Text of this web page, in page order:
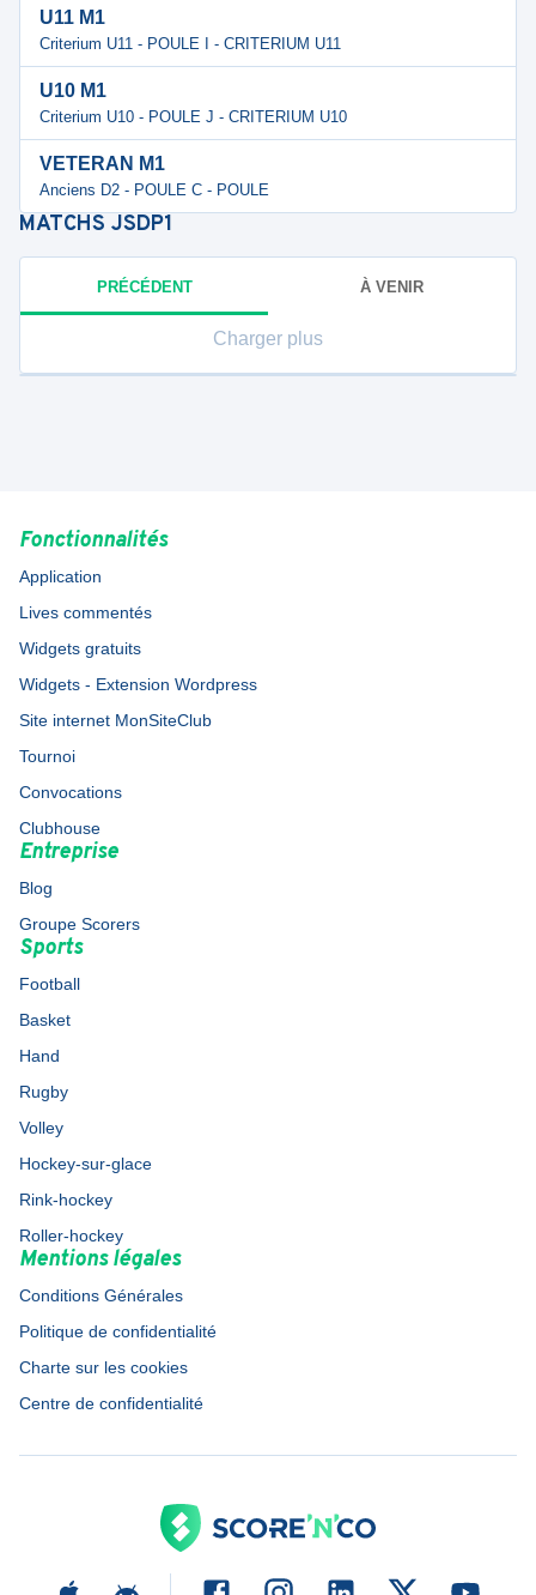
U11 M1
Criterium U11 - POULE I - CRITERIUM U11
U10 M1
Criterium U10 - POULE J - CRITERIUM U10
VETERAN M1
Anciens D2 - POULE C - POULE
MATCHS JSDP1
PRÉCÉDENT À VENIR
Charger plus
Fonctionnalités
Application
Lives commentés
Widgets gratuits
Widgets - Extension Wordpress
Site internet MonSiteClub
Tournoi
Convocations
Clubhouse
Entreprise
Blog
Groupe Scorers
Sports
Football
Basket
Hand
Rugby
Volley
Hockey-sur-glace
Rink-hockey
Roller-hockey
Mentions légales
Conditions Générales
Politique de confidentialité
Charte sur les cookies
Centre de confidentialité